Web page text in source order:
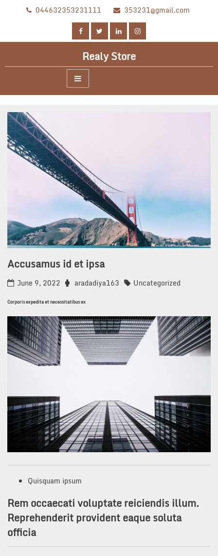
044632353231111 353231@gmail.com
Realy Store
Accusamus id et ipsa
June 9, 2022 aradadiya163 Uncategorized
Corporis expedita et necessitatibus ex
Quisquam ipsum
Rem occaecati voluptate reiciendis illum.
Reprehenderit provident eaque soluta
officia